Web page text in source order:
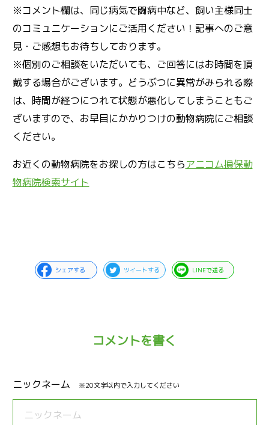
※コメント欄は、同じ病気で闘病中など、飼い主様同士
のコミュニケーションにご活用ください！記事へのご意
見・ご感想もお待ちしております。
※個別のご相談をいただいても、ご回答にはお時間を頂
戴する場合がございます。どうぶつに異常がみられる際
は、時間が経つにつれて状態が悪化してしまうこともご
ざいますので、お早目にかかりつけの動物病院にご相談
ください。
お近くの動物病院をお探しの方はこちらアニコム損保動
物病院検索サイト
シェアする ツイートする LINEで送る
コメントを書く
ニックネーム ※20文字以内で入力してください